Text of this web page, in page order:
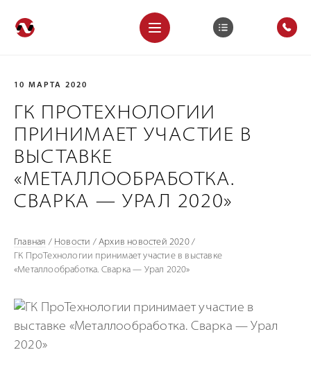
10 МАРТА 2020
ГК ПРОТЕХНОЛОГИИ
ПРИНИМАЕТ УЧАСТИЕ В
ВЫСТАВКЕ
«МЕТАЛЛООБРАБОТКА.
СВАРКА — УРАЛ 2020»
Главная / Новости /Архив новостей 2020/
ГК ПроТехнологии принимает участие в выставке
«Металлообработка. Сварка — Урал 2020»